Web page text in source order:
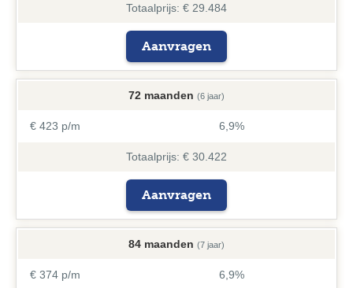
Totaalprijs: € 29.484
Aanvragen
72 maanden (6 jaar)
€ 423 p/m 6,9%
Totaalprijs: € 30.422
Aanvragen
84 maanden (7 jaar)
€ 374 p/m 6,9%